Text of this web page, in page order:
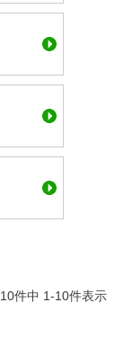
10件中 1-10件表示